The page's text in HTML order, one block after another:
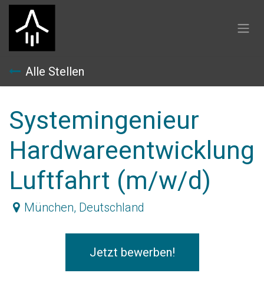
Zum Inhalt springen
Alle Stellen
Systemingenieur
Hardwareentwicklung
Luftfahrt (m/w/d)
München, Deutschland
Jetzt bewerben!